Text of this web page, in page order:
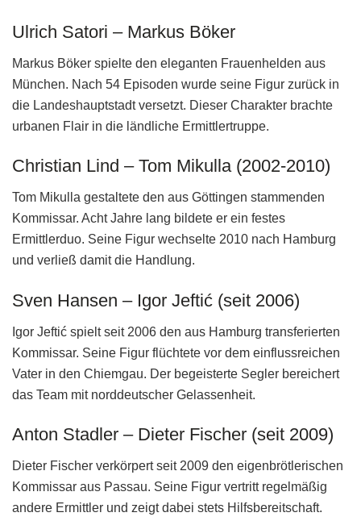
Ulrich Satori – Markus Böker
Markus Böker spielte den eleganten Frauenhelden aus
München. Nach 54 Episoden wurde seine Figur zurück in
die Landeshauptstadt versetzt. Dieser Charakter brachte
urbanen Flair in die ländliche Ermittlertruppe.
Christian Lind – Tom Mikulla (2002-2010)
Tom Mikulla gestaltete den aus Göttingen stammenden
Kommissar. Acht Jahre lang bildete er ein festes
Ermittlerduo. Seine Figur wechselte 2010 nach Hamburg
und verließ damit die Handlung.
Sven Hansen – Igor Jeftić (seit 2006)
Igor Jeftić spielt seit 2006 den aus Hamburg transferierten
Kommissar. Seine Figur flüchtete vor dem einflussreichen
Vater in den Chiemgau. Der begeisterte Segler bereichert
das Team mit norddeutscher Gelassenheit.
Anton Stadler – Dieter Fischer (seit 2009)
Dieter Fischer verkörpert seit 2009 den eigenbrötlerischen
Kommissar aus Passau. Seine Figur vertritt regelmäßig
andere Ermittler und zeigt dabei stets Hilfsbereitschaft.